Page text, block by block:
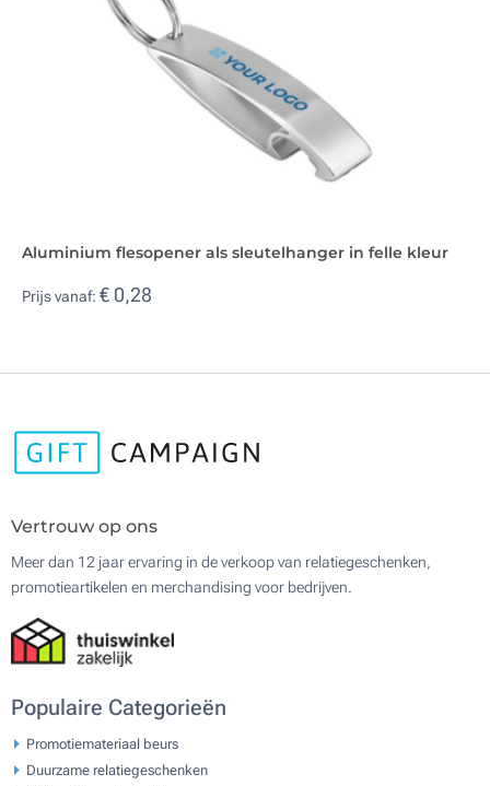
Aluminium flesopener als sleutelhanger in felle kleur
Prijs vanaf: € 0,28
Vertrouw op ons
Meer dan 12 jaar ervaring in de verkoop van relatiegeschenken,
promotieartikelen en merchandising voor bedrijven.
Populaire Categorieën
Promotiemateriaal beurs
Duurzame relatiegeschenken